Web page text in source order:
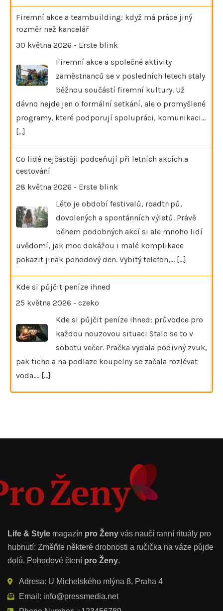
Firemní akce a teambuilding: když má práce jiný
rozměr než kancelář
30 května 2026 - Erste blink
Firemní akce a společné aktivity
zaměstnanců se v posledních letech staly
běžnou součástí firemní kultury. Už
dávno nejde jen o formální setkání, ale o promyšlené
programy, které podporují spolupráci, komunikaci…
[...]
Co lidé nejčastěji podceňují při letních akcích a
cestování
28 května 2026 - Erste blink
Léto je období festivalů, roadtripů,
dovolených a spontánních výletů. Právě
během podobných akcí si ale mnoho lidí
uvědomí, jak moc dokážou i malé komplikace
pokazit jinak pohodový den. Vybitý telefon,… [...]
Kde si půjčit peníze ihned
25 května 2026 - czeko
Kde si půjčit peníze ihned: průvodce pro
každou nouzovou situaci Stalo se to v
sobotu večer. Pračka vydala podivný zvuk,
pak ticho a na podlaze koupelny se začala rozlévat
voda.… [...]
Life & Style magazín pro Ženy vás naučí ranní rituály pro
hubnutí: Změňte některé drobnosti a ručička na váze půjde
dolů. Pohodové čtení pro Ženy.
Adresa: U Michelského mlýna 8, Praha 4
Email: info@pressmedia.net